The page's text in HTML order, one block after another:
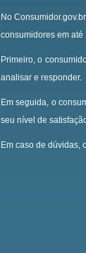
No
consumidores em até
Primeiro, o
analisar e responder.
Em seguida, o
seu nível de
Em caso de dúvidas,